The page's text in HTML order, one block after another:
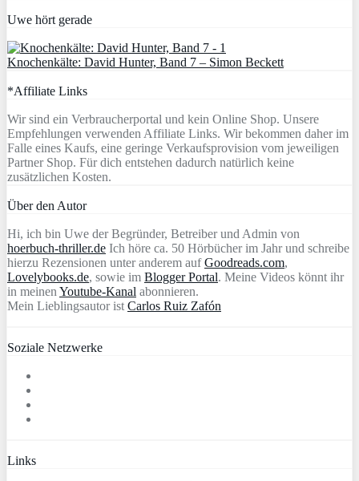
Uwe hört gerade
Knochenkälte: David Hunter, Band 7 – Simon Beckett
*Affiliate Links
Wir sind ein Verbraucherportal und kein Online Shop. Unsere
Empfehlungen verwenden Affiliate Links. Wir bekommen daher im
Falle eines Kaufs, eine geringe Verkaufsprovision vom jeweiligen
Partner Shop. Für dich entstehen dadurch natürlich keine
zusätzlichen Kosten.
Über den Autor
Hi, ich bin Uwe der Begründer, Betreiber und Admin von
hoerbuch-thriller.de Ich höre ca. 50 Hörbücher im Jahr und schreibe
hierzu Rezensionen unter anderem aufGoodreads.com,
Lovelybooks.de, sowie im Blogger Portal. Meine Videos könnt ihr
in meinen Youtube-Kanal abonnieren.
Mein Lieblingsautor ist Carlos Ruiz Zafón
Soziale Netzwerke
Links